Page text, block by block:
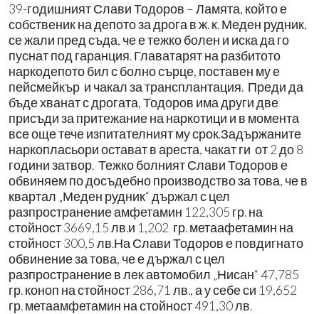
39-годишният Слави Тодоров – Ламята, който е
собственик на депото за дрога в ж. к. Меден рудник,
се жали пред съда, че е тежко болен и иска да го
пуснат под гаранция. Главатарят на разбитото
наркодепото бил с болно сърце, поставен му е
пейсмейкър и чакал за трансплантация. Преди да
бъде хванат с дрогата, Тодоров има други две
присъди за притежание на наркотици и в момента
все още тече изпитателният му срок.Задържаните
наркопласьори остават в ареста, чакат ги от 2 до 8
години затвор. Тежко болният Слави Тодоров е
обвиняем по досъдебно производство за това, че в
квартал „Меден рудник“ държал с цел
разпространение амфетамин 122,305 гр. на
стойност 3669,15 лв.и 1,202 гр. метаафетамин на
стойност 300,5 лв.На Слави Тодоров е повдигнато
обвинение за това, че е държал с цел
разпространение в лек автомобил „Нисан“ 47,785
гр. коноп на стойност 286,71 лв., а у себе си 19,652
гр. метаамфетамин на стойност 491,30 лв.